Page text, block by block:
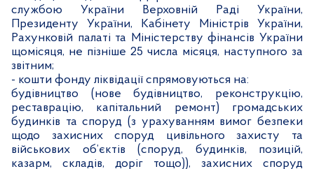
службою України Верховній Раді України,
Президенту України, Кабінету Міністрів України,
Рахунковій палаті та Міністерству фінансів України
щомісяця, не пізніше 25 числа місяця, наступного за
звітним;
- кошти фонду ліквідації спрямовуються на:
будівництво (нове будівництво, реконструкцію,
реставрацію, капітальний ремонт) громадських
будинків та споруд (з урахуванням вимог безпеки
щодо захисних споруд цивільного захисту та
військових об’єктів (споруд, будинків, позицій,
казарм, складів, доріг тощо)), захисних споруд